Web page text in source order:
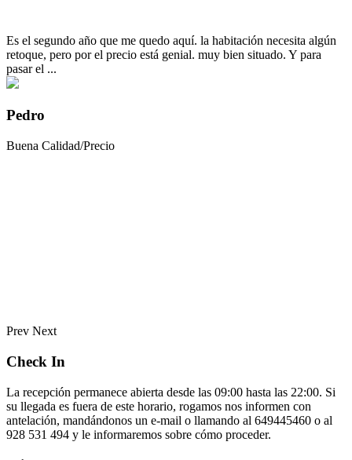
Es el segundo año que me quedo aquí. la habitación necesita algún
retoque, pero por el precio está genial. muy bien situado. Y para
pasar el ...
Pedro
Buena Calidad/Precio
Prev Next
Check In
La recepción permanece abierta desde las 09:00 hasta las 22:00. Si
su llegada es fuera de este horario, rogamos nos informen con
antelación, mandándonos un e-mail o llamando al 649445460 o al
928 531 494 y le informaremos sobre cómo proceder.